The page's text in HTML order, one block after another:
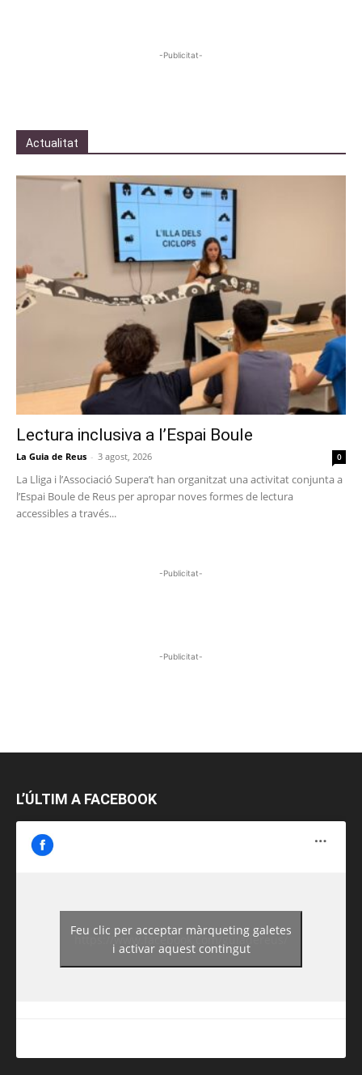
-Publicitat-
Actualitat
Lectura inclusiva a l’Espai Boule
La Guia de Reus - 3 agost, 2026 0
La Lliga i l’Associació Supera’t han organitzat una activitat conjunta a
l’Espai Boule de Reus per apropar noves formes de lectura
accessibles a través...
-Publicitat-
-Publicitat-
L’ÚLTIM A FACEBOOK
https://www.facebook.com/guiadereus/
Feu clic per acceptar màrqueting galetes
i activar aquest contingut